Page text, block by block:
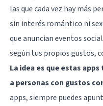
las que cada vez hay más
sin interés romántico ni
que anuncian eventos
según tus propios gustos,
La idea es que estas
a personas con gustos
apps, siempre puedes